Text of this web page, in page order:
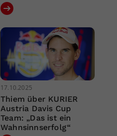
17.10.2025
Thiem über KURIER
Austria Davis Cup
Team: „Das ist ein
Wahnsinnserfolg“